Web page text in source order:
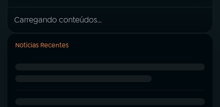
Carregando conteúdos...
Notícias Recentes